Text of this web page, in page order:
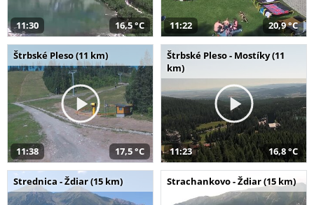
11:30 16,5 °C 11:22 20,9 °C
Štrbské Pleso (11 km)
11:38 17,5 °C
Štrbské Pleso - Mostíky (11
km)
11:23 16,8 °C
Strednica - Ždiar (15 km) Strachankovo - Ždiar (15 km)